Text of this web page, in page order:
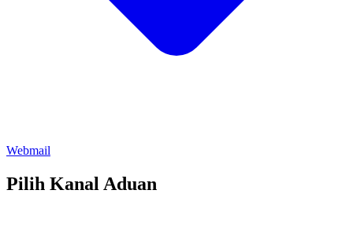
Webmail
Pilih Kanal Aduan